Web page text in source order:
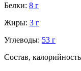
Белки: 8 г
Жиры: 3 г
Углеводы: 53 г
Состав,